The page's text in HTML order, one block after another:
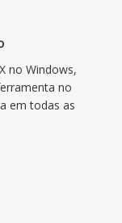
no Windows,
no
em todas as